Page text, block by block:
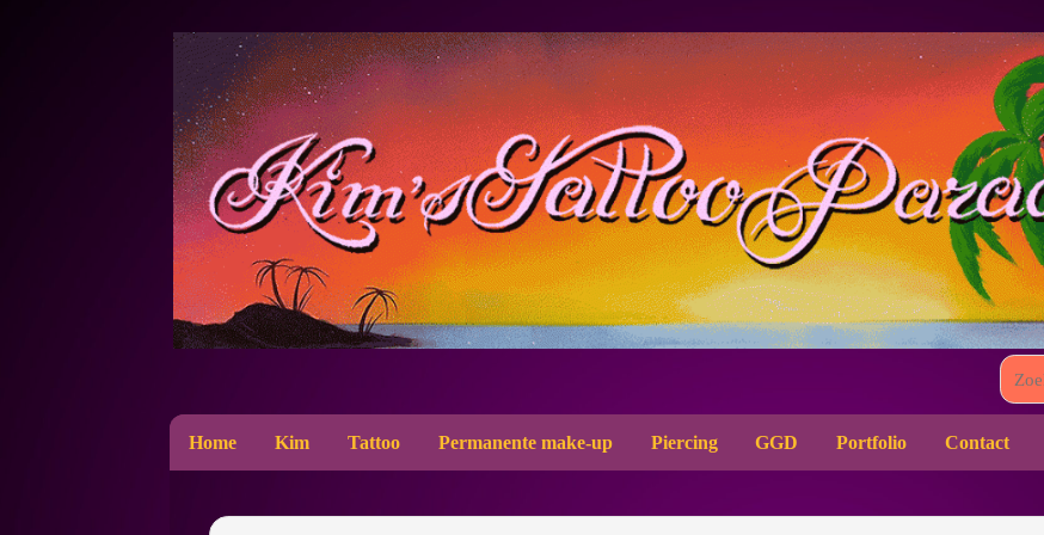
Home Kim Tattoo Permanente make-up Piercing GGD Portfolio Contact